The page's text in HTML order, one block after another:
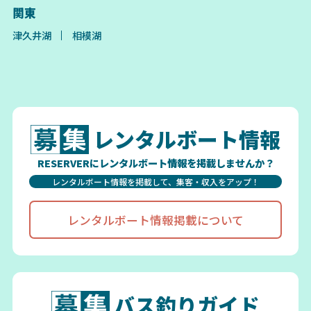
関東
津久井湖 相模湖
レンタルボート情報
RESERVERにレンタルボート情報を掲載しませんか？
レンタルボート情報を掲載して、集客・収入をアップ！
レンタルボート情報掲載について
バス釣りガイド